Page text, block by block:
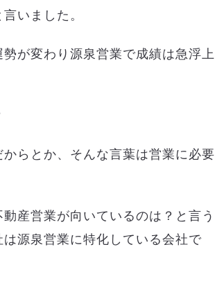
いました。
が変わり源泉営業で成績は急浮上
らとか、そんな言葉は営業に必要
産営業が向いているのは？と言う
源泉営業に特化している会社で